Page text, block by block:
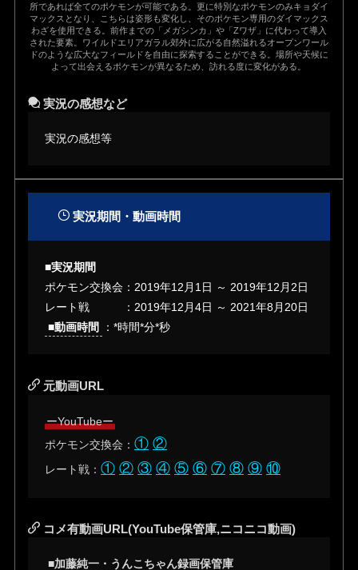
所であれば全てのポケモンが可能である。更に特別なポケモンのみキョダイ
マックスとなり、こちらは姿形も変化し、そのポケモン専用のダイマックス
わざを使用できる。前作までの「メガシンカ」や「Zワザ」に代わって導入
された要素。ワイルドエリアガラル郊外に広がる自然溢れるオープンワール
ドのような広大なフィールドを自由に探索することができる。場所や天候に
よって出会えるポケモンが異なるため、訪れる度に変化がある。
実況の感想など
実況の感想等
実況期間・動画時間
■実況期間
ポケモン交換会：2019年12月1日 ～ 2019年12月2日
レート戦 ：2019年12月4日 ～ 2021年8月20日
■動画時間
：*時間*分*秒
元動画URL
ーYouTubeー
ポケモン交換会：① ②
レート戦：① ② ③ ④ ⑤ ⑥ ⑦ ⑧ ⑨ ⑩
コメ有動画URL(YouTube保管庫,ニコニコ動画)
■加藤純一・うんこちゃん録画保管庫